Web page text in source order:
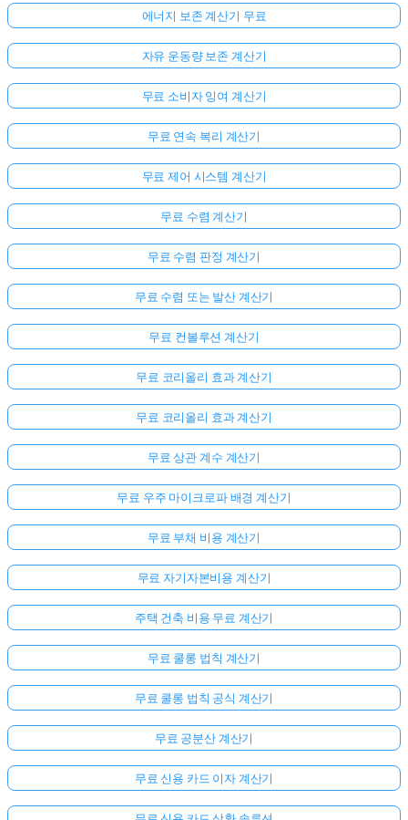
기
로
인
하
에너지 보존 계산기 무료
자유 운동량 보존 계산기
무료 소비자 잉여 계산기
무료 연속 복리 계산기
무료 제어 시스템 계산기
무료 수렴 계산기
무료 수렴 판정 계산기
무료 수렴 또는 발산 계산기
무료 컨볼루션 계산기
무료 코리올리 효과 계산기
무료 코리올리 효과 계산기
무료 상관 계수 계산기
무료 우주 마이크로파 배경 계산기
무료 부채 비용 계산기
무료 자기자본비용 계산기
주택 건축 비용 무료 계산기
무료 쿨롱 법칙 계산기
무료 쿨롱 법칙 공식 계산기
무료 공분산 계산기
무료 신용 카드 이자 계산기